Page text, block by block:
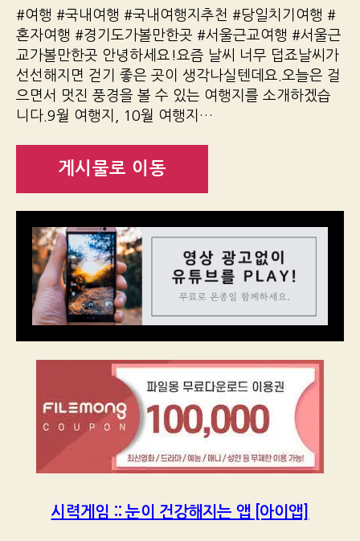
#여행 #국내여행 #국내여행지추천 #당일치기여행 #
혼자여행 #경기도가볼만한곳 #서울근교여행 #서울근
교가볼만한곳 안녕하세요!요즘 날씨 너무 덥죠날씨가
선선해지면 걷기 좋은 곳이 생각나실텐데요.오늘은 걸
으면서 멋진 풍경을 볼 수 있는 여행지를 소개하겠습
니다.9월 여행지, 10월 여행지…
게시물로 이동
시력게임 :: 눈이 건강해지는 앱 [아이앱]